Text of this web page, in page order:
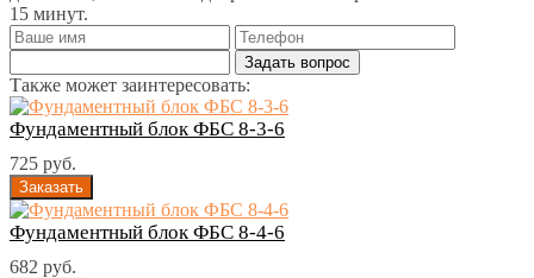
15 минут.
Задать вопрос
Также может заинтересовать:
Фундаментный блок ФБС 8-3-6
725 руб.
Фундаментный блок ФБС 8-4-6
682 руб.